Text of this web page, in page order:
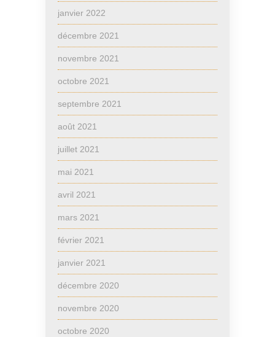
janvier 2022
décembre 2021
novembre 2021
octobre 2021
septembre 2021
août 2021
juillet 2021
mai 2021
avril 2021
mars 2021
février 2021
janvier 2021
décembre 2020
novembre 2020
octobre 2020